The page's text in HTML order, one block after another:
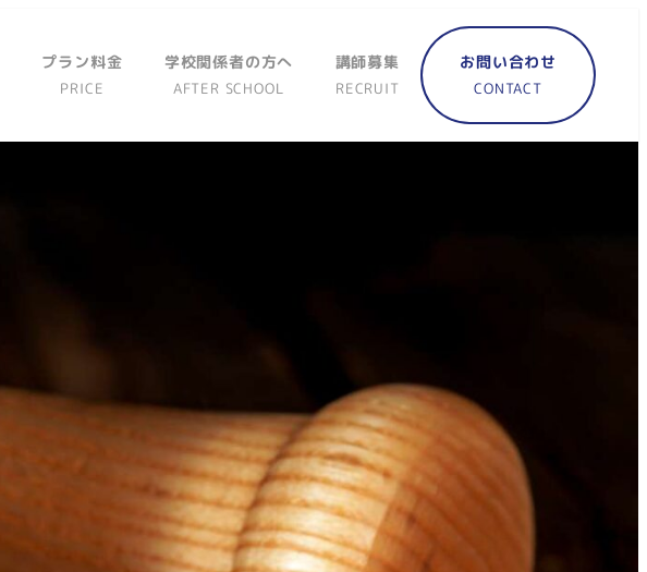
プラン料金
PRICE
学校関係者の方へ
AFTER SCHOOL
講師募集
RECRUIT
お問い合わせ
CONTACT